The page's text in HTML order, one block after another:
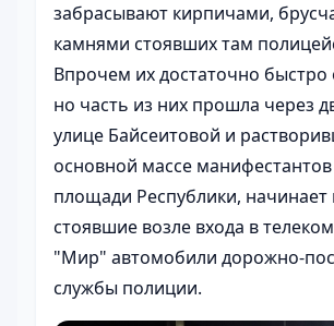
забрасывают кирпичами,
камнями стоявших там
Впрочем их достаточно быстро
но часть из них прошла через
улице Байсеитовой и
основной массе
площади Республики, начинает
стоявшие возле входа в
"Мир" автомобили дорожно-
службы полиции.